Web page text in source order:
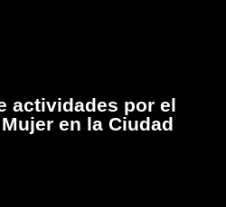
actividades por el
en la Ciudad